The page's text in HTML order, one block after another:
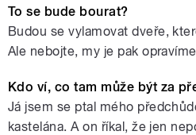
To se bude bourat?
Budou se vylamovat dveře,
Ale nebojte, my je pak
Kdo ví, co tam může být za
Já jsem se ptal mého
kastelána. A on říkal, že jen